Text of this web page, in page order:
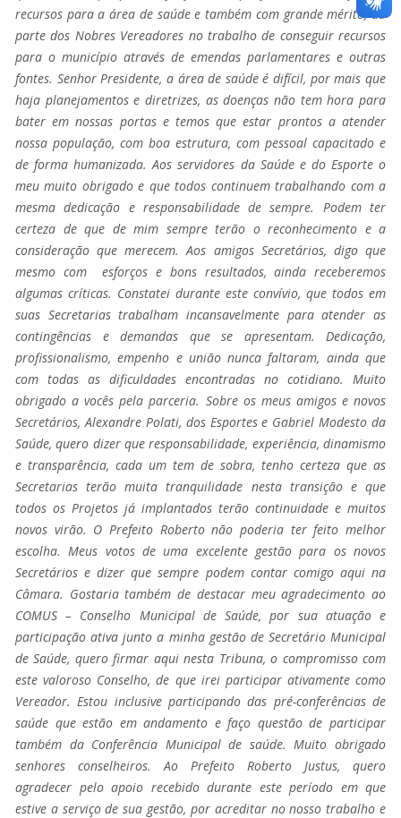
recursos para a área de saúde e também com grande mérito, da
parte dos Nobres Vereadores no trabalho de conseguir recursos
para o município através de emendas parlamentares e outras
fontes. Senhor Presidente, a área de saúde é difícil, por mais que
haja planejamentos e diretrizes, as doenças não tem hora para
bater em nossas portas e temos que estar prontos a atender
nossa população, com boa estrutura, com pessoal capacitado e
de forma humanizada. Aos servidores da Saúde e do Esporte o
meu muito obrigado e que todos continuem trabalhando com a
mesma dedicação e responsabilidade de sempre. Podem ter
certeza de que de mim sempre terão o reconhecimento e a
consideração que merecem. Aos amigos Secretários, digo que
mesmo com esforços e bons resultados, ainda receberemos
algumas críticas. Constatei durante este convívio, que todos em
suas Secretarias trabalham incansavelmente para atender as
contingências e demandas que se apresentam. Dedicação,
profissionalismo, empenho e união nunca faltaram, ainda que
com todas as dificuldades encontradas no cotidiano. Muito
obrigado a vocês pela parceria. Sobre os meus amigos e novos
Secretários, Alexandre Polati, dos Esportes e Gabriel Modesto da
Saúde, quero dizer que responsabilidade, experiência, dinamismo
e transparência, cada um tem de sobra, tenho certeza que as
Secretarias terão muita tranquilidade nesta transição e que
todos os Projetos já implantados terão continuidade e muitos
novos virão. O Prefeito Roberto não poderia ter feito melhor
escolha. Meus votos de uma excelente gestão para os novos
Secretários e dizer que sempre podem contar comigo aqui na
Câmara. Gostaria também de destacar meu agradecimento ao
COMUS – Conselho Municipal de Saúde, por sua atuação e
participação ativa junto a minha gestão de Secretário Municipal
de Saúde, quero firmar aqui nesta Tribuna, o compromisso com
este valoroso Conselho, de que irei participar ativamente como
Vereador. Estou inclusive participando das pré-conferências de
saúde que estão em andamento e faço questão de participar
também da Conferência Municipal de saúde. Muito obrigado
senhores conselheiros. Ao Prefeito Roberto Justus, quero
agradecer pelo apoio recebido durante este período em que
estive a serviço de sua gestão, por acreditar no nosso trabalho e